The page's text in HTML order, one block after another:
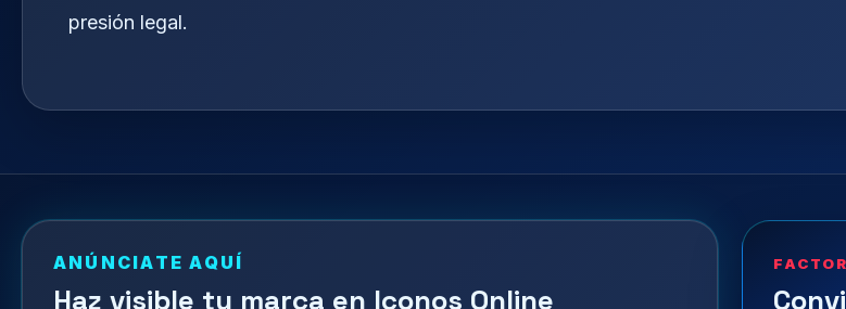
presión legal.
ANÚNCIATE AQUÍ
Haz visible tu marca en Iconos Online